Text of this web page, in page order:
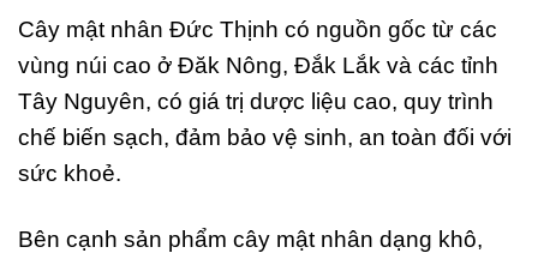
Cây mật nhân Đức Thịnh có nguồn gốc từ các
vùng núi cao ở Đăk Nông, Đắk Lắk và các tỉnh
Tây Nguyên, có giá trị dược liệu cao, quy trình
chế biến sạch, đảm bảo vệ sinh, an toàn đối với
sức khoẻ.
Bên cạnh sản phẩm cây mật nhân dạng khô,